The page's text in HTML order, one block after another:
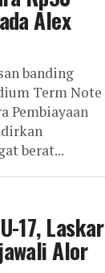
Alex
banding
Term Note
Pembiayaan
berat...
17, Laskar
Alor